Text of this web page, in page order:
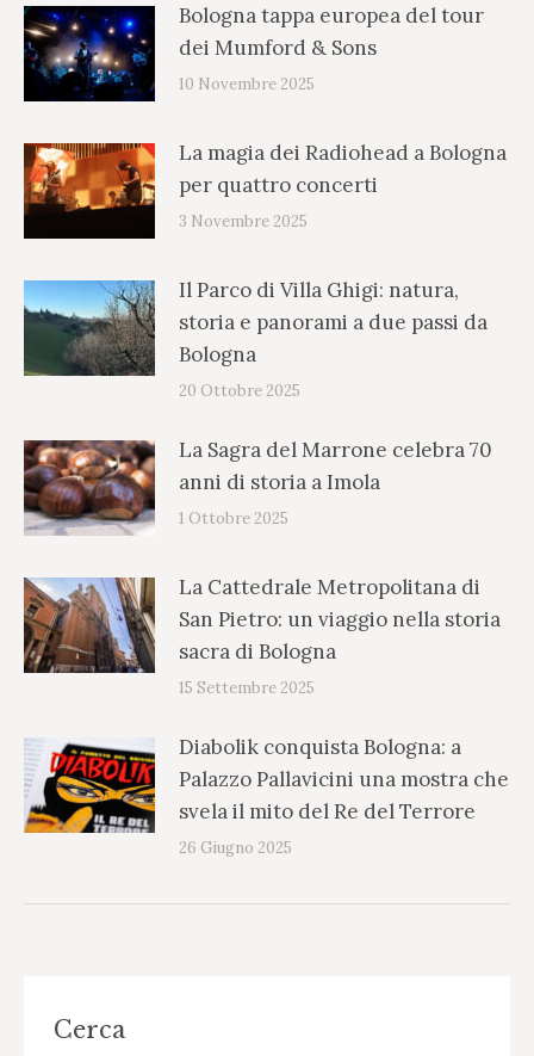
Bologna tappa europea del tour
dei Mumford & Sons
10 Novembre 2025
La magia dei Radiohead a Bologna
per quattro concerti
3 Novembre 2025
Il Parco di Villa Ghigi: natura,
storia e panorami a due passi da
Bologna
20 Ottobre 2025
La Sagra del Marrone celebra 70
anni di storia a Imola
1 Ottobre 2025
La Cattedrale Metropolitana di
San Pietro: un viaggio nella storia
sacra di Bologna
15 Settembre 2025
Diabolik conquista Bologna: a
Palazzo Pallavicini una mostra che
svela il mito del Re del Terrore
26 Giugno 2025
Cerca